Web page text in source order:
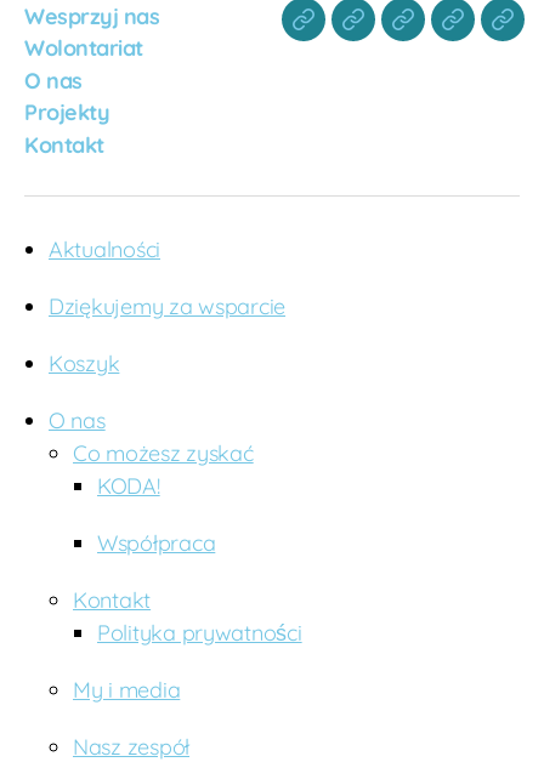
i
w
y
k
o
c,
d
zi
c
n
Wesprzyj nas
Wolontariat
O nas
Projekty
Kontakt
Aktualności
Dziękujemy za wsparcie
Koszyk
O nas
Co możesz zyskać
KODA!
Współpraca
Kontakt
Polityka prywatności
My i media
Nasz zespół